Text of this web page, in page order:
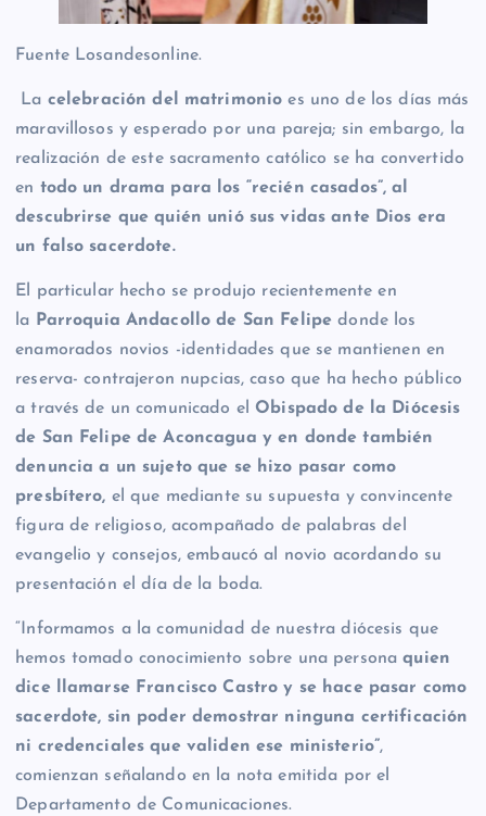
Fuente Losandesonline.
La celebración del matrimonio es uno de los días más
maravillosos y esperado por una pareja; sin embargo, la
realización de este sacramento católico se ha convertido
en todo un drama para los “recién casados”, al
descubrirse que quién unió sus vidas ante Dios era
un falso sacerdote.
El particular hecho se produjo recientemente en
la
Parroquia Andacollo de San Felipe donde los
enamorados novios -identidades que se mantienen en
reserva- contrajeron nupcias, caso que ha hecho público
a través de un comunicado el Obispado de la Diócesis
de San Felipe de Aconcagua y en donde también
denuncia a un sujeto que se hizo pasar como
presbítero, el que mediante su supuesta y convincente
figura de religioso, acompañado de palabras del
evangelio y consejos, embaucó al novio acordando su
presentación el día de la boda.
“Informamos a la comunidad de nuestra diócesis que
hemos tomado conocimiento sobre una personaquien
dice llamarse Francisco Castro y se hace pasar como
sacerdote, sin poder demostrar ninguna certificación
ni credenciales que validen ese ministerio”,
comienzan señalando en la nota emitida por el
Departamento de Comunicaciones.